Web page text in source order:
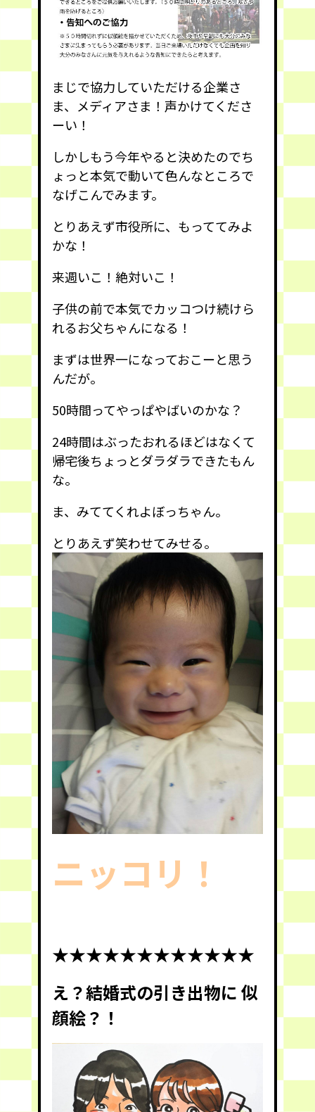
まじで協力していただける企業さ
ま、メディアさま！声かけてくださ
ーい！
しかしもう今年やると決めたのでち
ょっと本気で動いて色んなところで
なげこんでみます。
とりあえず市役所に、もっててみよ
かな！
来週いこ！絶対いこ！
子供の前で本気でカッコつけ続けら
れるお父ちゃんになる！
まずは世界一になっておこーと思う
んだが。
50時間ってやっぱやばいのかな？
24時間はぶったおれるほどはなくて
帰宅後ちょっとダラダラできたもん
な。
ま、みててくれよぼっちゃん。
とりあえず笑わせてみせる。
ニッコリ！
★★★★★★★★★★★★
え？結婚式の引き出物に 似
顔絵？！